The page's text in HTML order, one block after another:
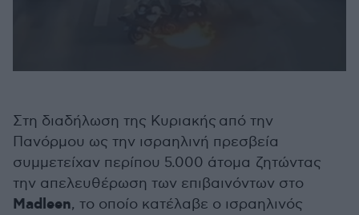
30
seconds
Στη διαδήλωση της Κυριακής από την
Πανόρμου ως την ισραηλινή πρεσβεία
συμμετείχαν περίπου 5.000 άτομα ζητώντας
την απελευθέρωση των επιβαινόντων στο
Madleen, το οποίο κατέλαβε ο ισραηλινός